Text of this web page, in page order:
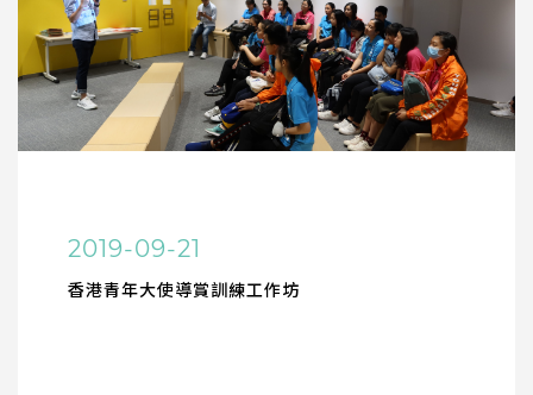
2019-09-21
香港青年大使導賞訓練工作坊